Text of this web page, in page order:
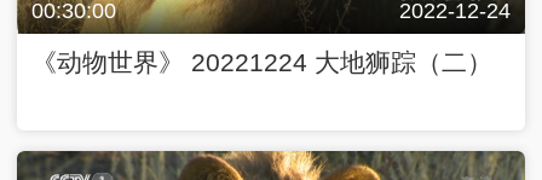
00:30:00 2022-12-24
《动物世界》 20221224 大地狮踪（二）